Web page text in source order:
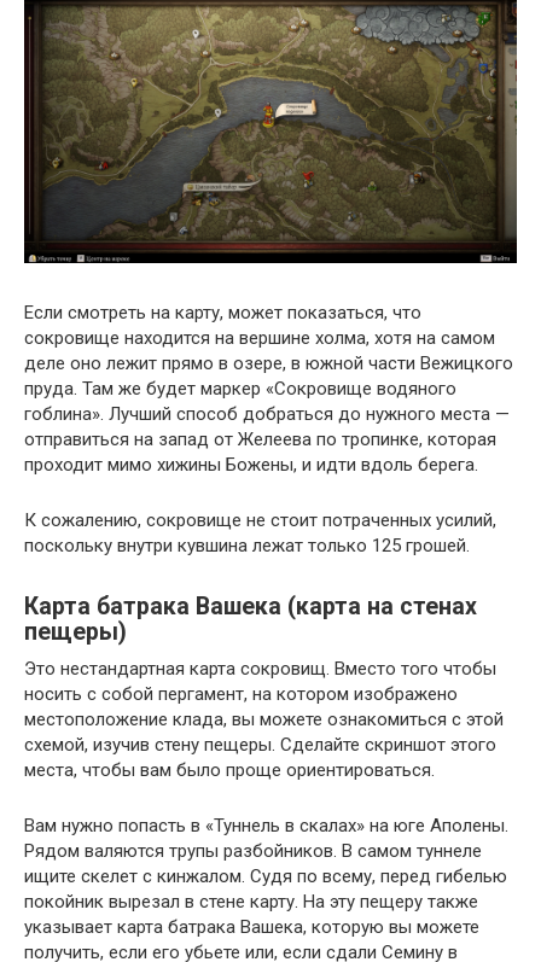
Если смотреть на карту, может показаться, что
сокровище находится на вершине холма, хотя на самом
деле оно лежит прямо в озере, в южной части Вежицкого
пруда. Там же будет маркер «Сокровище водяного
гоблина». Лучший способ добраться до нужного места —
отправиться на запад от Желеева по тропинке, которая
проходит мимо хижины Божены, и идти вдоль берега.
К сожалению, сокровище не стоит потраченных усилий,
поскольку внутри кувшина лежат только 125 грошей.
Карта батрака Вашека (карта на стенах
пещеры)
Это нестандартная карта сокровищ. Вместо того чтобы
носить с собой пергамент, на котором изображено
местоположение клада, вы можете ознакомиться с этой
схемой, изучив стену пещеры. Сделайте скриншот этого
места, чтобы вам было проще ориентироваться.
Вам нужно попасть в «Туннель в скалах» на юге Аполены.
Рядом валяются трупы разбойников. В самом туннеле
ищите скелет с кинжалом. Судя по всему, перед гибелью
покойник вырезал в стене карту. На эту пещеру также
указывает карта батрака Вашека, которую вы можете
получить, если его убьете или, если сдали Семину в